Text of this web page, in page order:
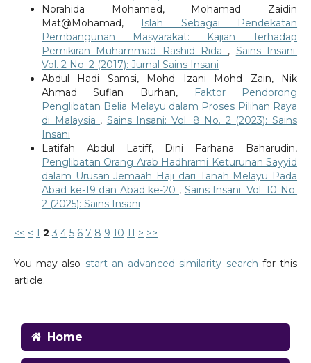
Norahida Mohamed, Mohamad Zaidin
Mat@Mohamad, Islah Sebagai Pendekatan
Pembangunan Masyarakat: Kajian Terhadap
Pemikiran Muhammad Rashid Rida , Sains Insani:
Vol. 2 No. 2 (2017): Jurnal Sains Insani
Abdul Hadi Samsi, Mohd Izani Mohd Zain, Nik
Ahmad Sufian Burhan,
Faktor Pendorong
Penglibatan Belia Melayu dalam Proses Pilihan Raya
di Malaysia , Sains Insani: Vol. 8 No. 2 (2023): Sains
Insani
Latifah Abdul Latiff, Dini Farhana Baharudin,
Penglibatan Orang Arab Hadhrami Keturunan Sayyid
dalam Urusan Jemaah Haji dari Tanah Melayu Pada
Abad ke-19 dan Abad ke-20 , Sains Insani: Vol. 10 No.
2 (2025): Sains Insani
<< < 1 2 3 4 5 6 7 8 9 10 11 > >>
You may also start an advanced similarity search for this
article.
Home